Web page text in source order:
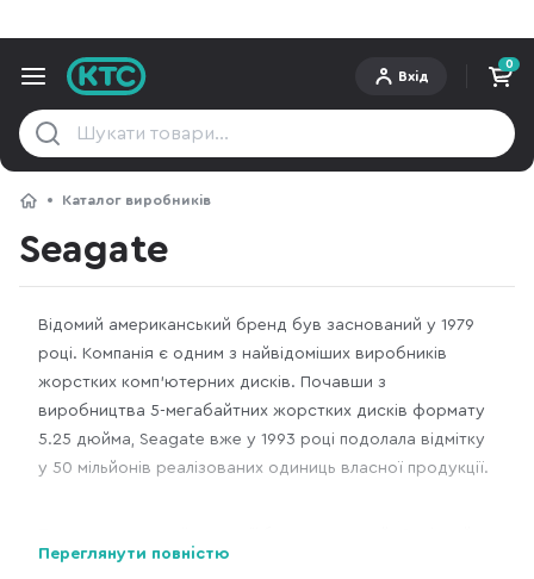
Вхід
0
Каталог виробників
Seagate
Відомий американський бренд був заснований у 1979
році. Компанія є одним з найвідоміших виробників
жорстких комп’ютерних дисків. Почавши з
виробництва 5-мегабайтних жорстких дисків формату
5.25 дюйма, Seagate вже у 1993 році подолала відмітку
у 50 мільйонів реалізованих одиниць власної продукції.
зріст та високі прибутки надали змогу власникам фірми
Переглянути повністю